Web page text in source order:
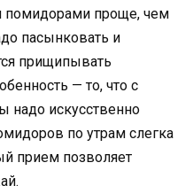
помидорами проще, чем
пасынковать и
прищипывать
— то, что с
надо искусственно
по утрам слегка
прием позволяет